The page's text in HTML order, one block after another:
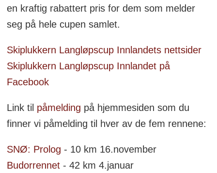
en kraftig rabattert pris for dem som melder
seg på hele cupen samlet.
Skiplukkern Langløpscup Innlandets nettsider
Skiplukkern Langløpscup Innlandet på
Facebook
Link til påmelding på hjemmesiden som du
finner vi påmelding til hver av de fem rennene:
SNØ: Prolog - 10 km 16.november
Budorrennet- 42 km 4.januar